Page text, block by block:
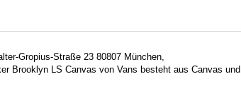
Gropius-Straße 23 80807 München,
Brooklyn LS Canvas von Vans besteht aus Canvas und